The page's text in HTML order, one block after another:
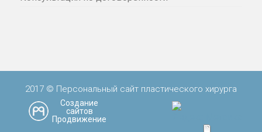
2017 © Персональный сайт пластического хирурга
Создание
сайтов
Продвижение